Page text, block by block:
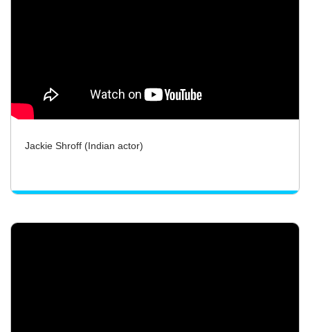
Jackie Shroff (Indian actor)